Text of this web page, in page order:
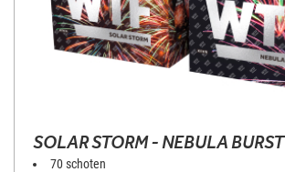
SOLAR STORM - NEBULA BURST
70 schoten